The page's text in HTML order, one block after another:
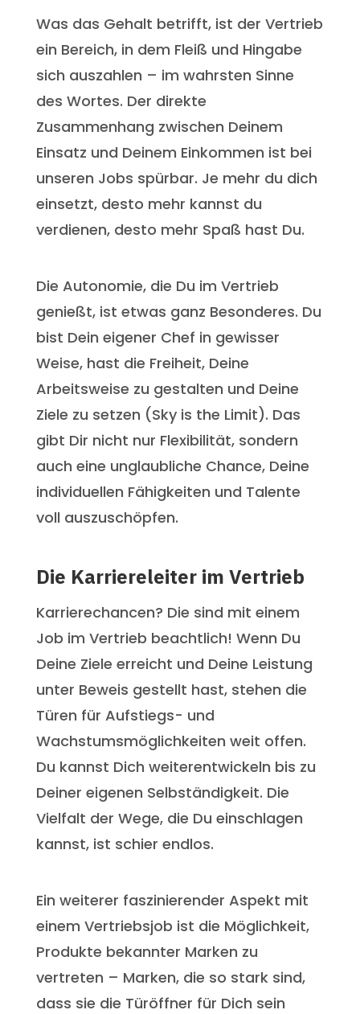
Was das Gehalt betrifft, ist der Vertrieb
ein Bereich, in dem Fleiß und Hingabe
sich auszahlen – im wahrsten Sinne
des Wortes. Der direkte
Zusammenhang zwischen Deinem
Einsatz und Deinem Einkommen ist bei
unseren Jobs spürbar. Je mehr du dich
einsetzt, desto mehr kannst du
verdienen, desto mehr Spaß hast Du.
Die Autonomie, die Du im Vertrieb
genießt, ist etwas ganz Besonderes. Du
bist Dein eigener Chef in gewisser
Weise, hast die Freiheit, Deine
Arbeitsweise zu gestalten und Deine
Ziele zu setzen (Sky is the Limit). Das
gibt Dir nicht nur Flexibilität, sondern
auch eine unglaubliche Chance, Deine
individuellen Fähigkeiten und Talente
voll auszuschöpfen.
Die Karriereleiter im Vertrieb
Karrierechancen? Die sind mit einem
Job im Vertrieb beachtlich! Wenn Du
Deine Ziele erreicht und Deine Leistung
unter Beweis gestellt hast, stehen die
Türen für Aufstiegs- und
Wachstumsmöglichkeiten weit offen.
Du kannst Dich weiterentwickeln bis zu
Deiner eigenen Selbständigkeit. Die
Vielfalt der Wege, die Du einschlagen
kannst, ist schier endlos.
Ein weiterer faszinierender Aspekt mit
einem Vertriebsjob ist die Möglichkeit,
Produkte bekannter Marken zu
vertreten – Marken, die so stark sind,
dass sie die Türöffner für Dich sein